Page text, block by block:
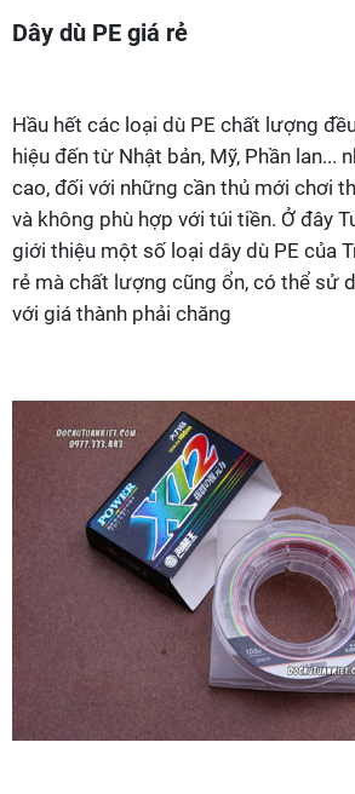
Dây dù PE giá rẻ
Hầu hết các loại dù PE chất lượng
hiệu đến từ Nhật bản, Mỹ, Phần lan...
cao, đối với những cần thủ mới chơi
và không phù hợp với túi tiền. Ở đây
giới thiệu một số loại dây dù PE của
rẻ mà chất lượng cũng ổn, có thể sử
với giá thành phải chăng